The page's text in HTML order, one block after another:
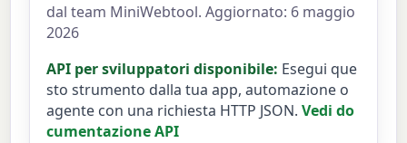
dal team MiniWebtool. Aggiornato: 6 maggio
2026
API per sviluppatori disponibile: Esegui que
sto strumento dalla tua app, automazione o
agente con una richiesta HTTP JSON. Vedi do
cumentazione API